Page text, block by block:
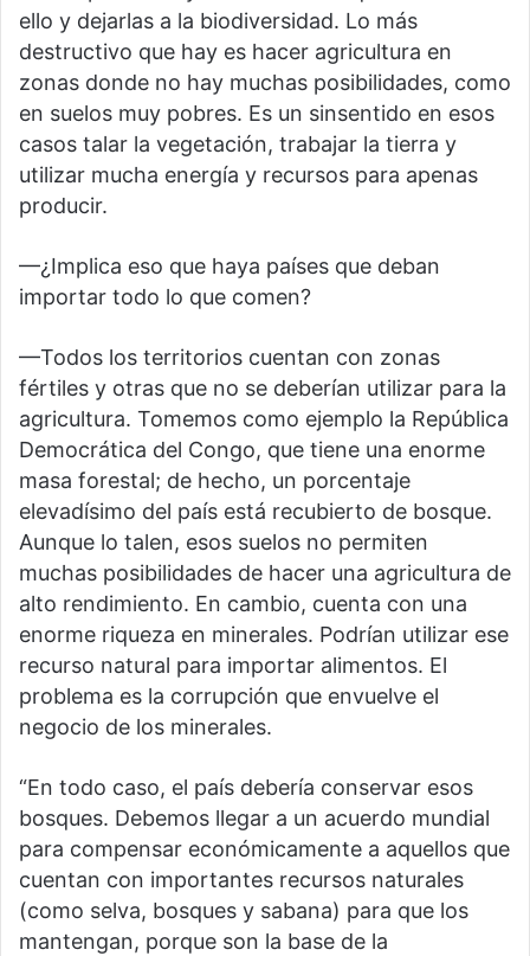
ello y dejarlas a la biodiversidad. Lo más
destructivo que hay es hacer agricultura en
zonas donde no hay muchas posibilidades, como
en suelos muy pobres. Es un sinsentido en esos
casos talar la vegetación, trabajar la tierra y
utilizar mucha energía y recursos para apenas
producir.
—¿Implica eso que haya países que deban
importar todo lo que comen?
—Todos los territorios cuentan con zonas
fértiles y otras que no se deberían utilizar para la
agricultura. Tomemos como ejemplo la República
Democrática del Congo, que tiene una enorme
masa forestal; de hecho, un porcentaje
elevadísimo del país está recubierto de bosque.
Aunque lo talen, esos suelos no permiten
muchas posibilidades de hacer una agricultura de
alto rendimiento. En cambio, cuenta con una
enorme riqueza en minerales. Podrían utilizar ese
recurso natural para importar alimentos. El
problema es la corrupción que envuelve el
negocio de los minerales.
“En todo caso, el país debería conservar esos
bosques. Debemos llegar a un acuerdo mundial
para compensar económicamente a aquellos que
cuentan con importantes recursos naturales
(como selva, bosques y sabana) para que los
mantengan, porque son la base de la